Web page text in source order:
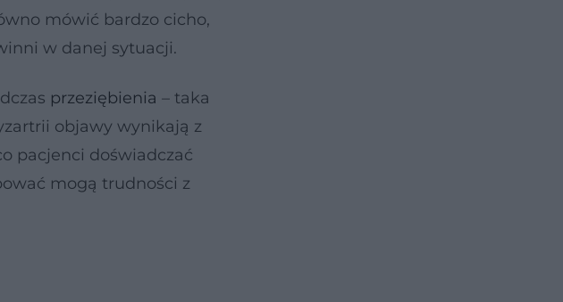
mówić bardzo cicho,
w danej sytuacji.
przeziębienia – taka
objawy wynikają z
pacjenci doświadczać
mogą trudności z